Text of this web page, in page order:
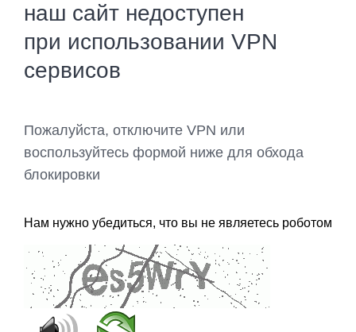
наш сайт недоступен
при использовании VPN
сервисов
Пожалуйста, отключите VPN или
воспользуйтесь формой ниже для обхода
блокировки
Нам нужно убедиться, что вы не являетесь роботом